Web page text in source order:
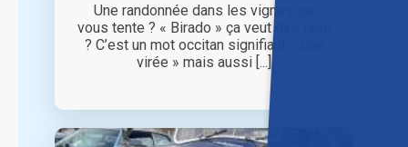
Une randonnée dans les vignes, ça
vous tente ? « Birado » ça veut dire quoi
? C’est un mot occitan signifiant « une
virée » mais aussi [...]